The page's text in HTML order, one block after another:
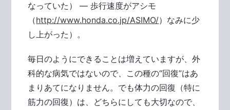
なっていた） ― 歩行速度がアシモ
（http://www.honda.co.jp/ASIMO/）なみに少
し上がった）。
毎日のようにできることは増えていますが、外
科的な病気ではないので、この種の“回復”はあ
まりあてになりません。でも体力の回復（特に
筋力の回復）は、どちらにしても大切なので、